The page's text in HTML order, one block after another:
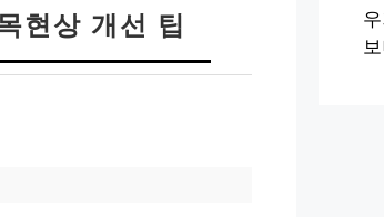
현상 개선 팁